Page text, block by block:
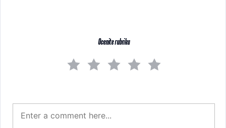
Ocenite rubriku